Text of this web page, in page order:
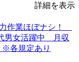
詳細を表示